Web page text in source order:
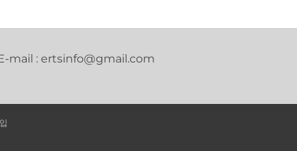
mail : ertsinfo@gmail.com